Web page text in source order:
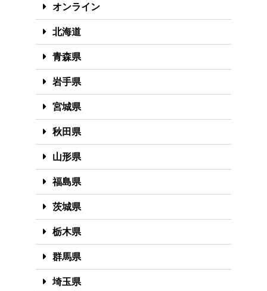
オンライン
北海道
青森県
岩手県
宮城県
秋田県
山形県
福島県
茨城県
栃木県
群馬県
埼玉県